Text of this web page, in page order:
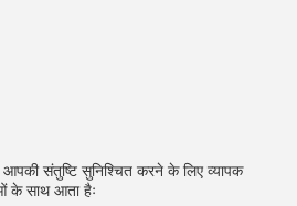
आपकी संतुष्टि सुनिश्चित करने के लिए व्यापक
के साथ आता हैः